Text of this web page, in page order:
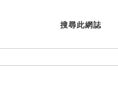
搜尋此網誌